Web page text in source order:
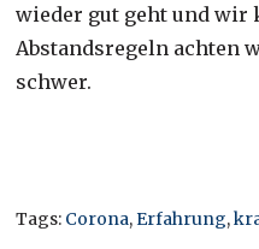
wieder gut geht und wir
Abstandsregeln achten
schwer.
Tags: Corona,Erfahrung,